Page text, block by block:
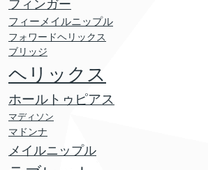
フィンガー
フィーメイルニップル
フォワードヘリックス
ブリッジ
ヘリックス
ホールトゥピアス
マディソン
マドンナ
メイルニップル